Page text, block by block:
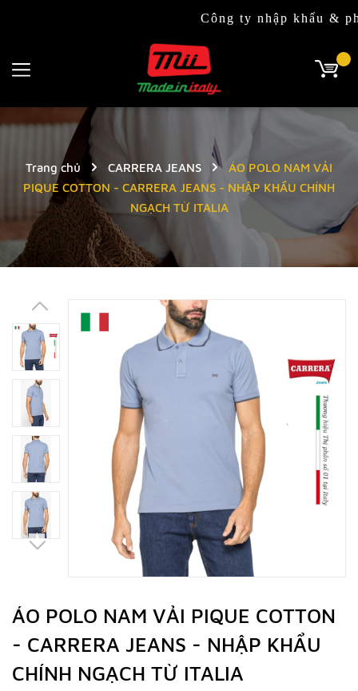
Công ty nhập khẩu & phân
Trang chủ CARRERA JEANS
ÁO POLO NAM VẢI
PIQUE COTTON - CARRERA JEANS - NHẬP KHẨU CHÍNH
NGẠCH TỪ ITALIA
ÁO POLO NAM VẢI PIQUE COTTON
- CARRERA JEANS - NHẬP KHẨU
CHÍNH NGẠCH TỪ ITALIA